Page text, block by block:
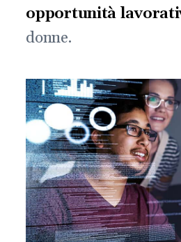
opportunità
donne.